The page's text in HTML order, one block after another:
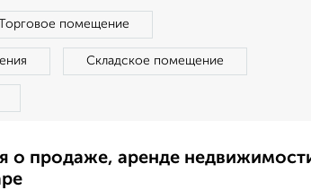
Торговое помещение
Складское помещение
о продаже, аренде